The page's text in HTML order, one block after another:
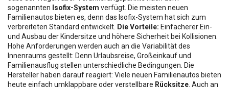
sogenannten Isofix-System verfügt. Die meisten neuen
Familienautos bieten es, denn das Isofix-System hat sich zum
verbreiteten Standard entwickelt. Die Vorteile: Einfacherer Ein-
und Ausbau der Kindersitze und höhere Sicherheit bei Kollisionen.
Hohe Anforderungen werden auch an die Variabilität des
Innenraums gestellt: Denn Urlaubsreise, Großeinkauf und
Familienausflug stellen unterschiedliche Bedingungen. Die
Hersteller haben darauf reagiert: Viele neuen Familienautos bieten
heute einfach umklappbare oder verstellbare Rücksitze . Auch an